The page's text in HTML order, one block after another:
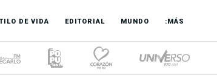
DE VIDA EDITORIAL MUNDO :MÁS